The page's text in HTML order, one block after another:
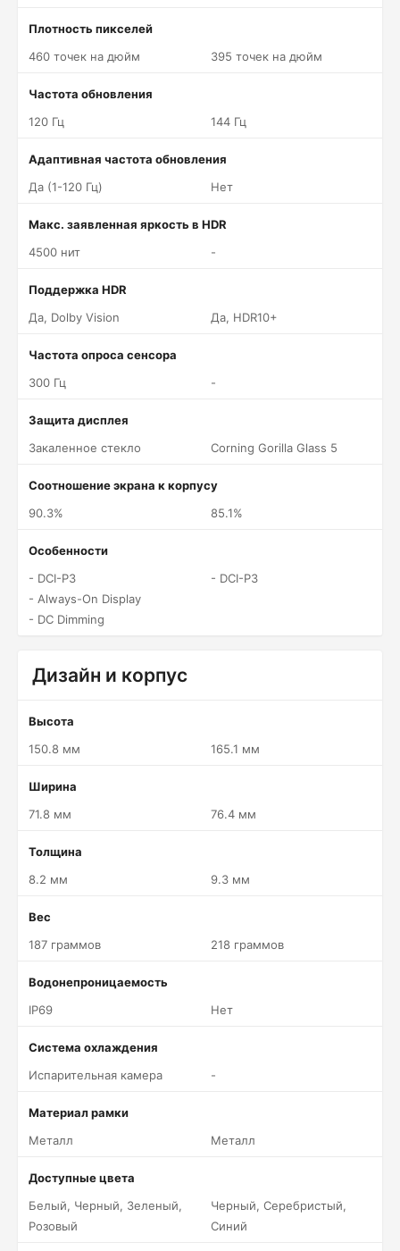
Плотность пикселей
460 точек на дюйм
395 точек на дюйм
Частота обновления
120 Гц
144 Гц
Адаптивная частота обновления
Да (1-120 Гц)
Нет
Макс. заявленная яркость в HDR
4500 нит
-
Поддержка HDR
Да, Dolby Vision
Да, HDR10+
Частота опроса сенсора
300 Гц
-
Защита дисплея
Закаленное стекло
Corning Gorilla Glass 5
Соотношение экрана к корпусу
90.3%
85.1%
Особенности
- DCI-P3
- Always-On Display
- DC Dimming
- DCI-P3
Дизайн и корпус
Высота
150.8 мм
165.1 мм
Ширина
71.8 мм
76.4 мм
Толщина
8.2 мм
9.3 мм
Вес
187 граммов
218 граммов
Водонепроницаемость
IP69
Нет
Система охлаждения
Испарительная камера
-
Материал рамки
Металл
Металл
Доступные цвета
Белый, Черный, Зеленый,
Розовый
Черный, Серебристый,
Синий